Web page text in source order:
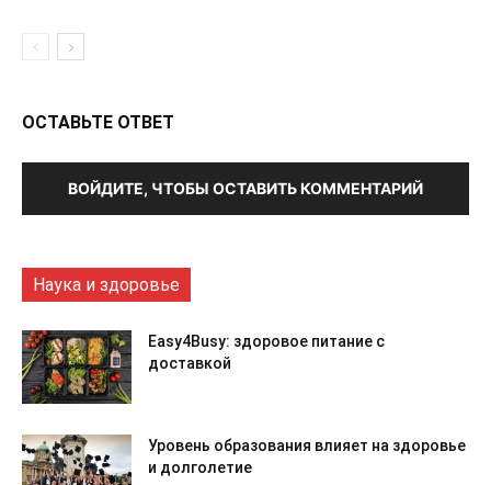
ОСТАВЬТЕ ОТВЕТ
ВОЙДИТЕ, ЧТОБЫ ОСТАВИТЬ КОММЕНТАРИЙ
Наука и здоровье
Easy4Busy: здоровое питание с
доставкой
Уровень образования влияет на здоровье
и долголетие